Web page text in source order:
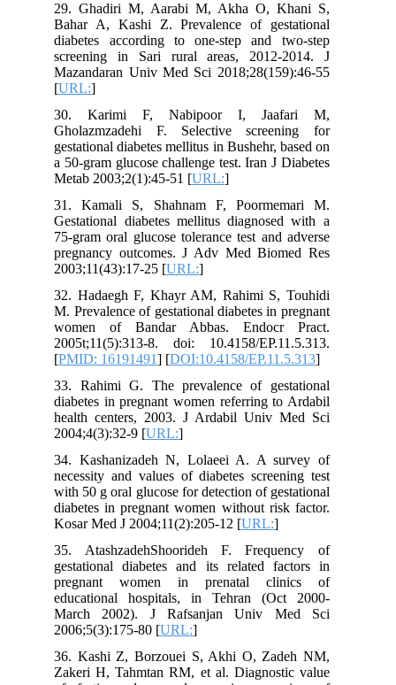
29. Ghadiri M, Aarabi M, Akha O, Khani S,
Bahar A, Kashi Z. Prevalence of gestational
diabetes according to one-step and two-step
screening in Sari rural areas, 2012-2014. J
Mazandaran Univ Med Sci 2018;28(159):46-55
[URL:
30. Karimi F, Nabipoor I, Jaafari M,
Gholazmzadehi F. Selective screening for
gestational diabetes mellitus in Bushehr, based on
a 50-gram glucose challenge test. Iran J Diabetes
Metab 2003;2(1):45-51 [URL:
31. Kamali S, Shahnam F, Poormemari M.
Gestational diabetes mellitus diagnosed with a
75-gram oral glucose tolerance test and adverse
pregnancy outcomes. J Adv Med Biomed Res
2003;11(43):17-25 [URL:
32. Hadaegh F, Khayr AM, Rahimi S, Touhidi
M. Prevalence of gestational diabetes in pregnant
women of Bandar Abbas. Endocr Pract.
2005t;11(5):313-8. doi: 10.4158/EP.11.5.313.
[PMID: 16191491] [DOI:10.4158/EP.11.5.313
33. Rahimi G. The prevalence of gestational
diabetes in pregnant women referring to Ardabil
health centers, 2003. J Ardabil Univ Med Sci
2004;4(3):32-9 [URL:
34. Kashanizadeh N, Lolaeei A. A survey of
necessity and values of diabetes screening test
with 50 g oral glucose for detection of gestational
diabetes in pregnant women without risk factor.
Kosar Med J 2004;11(2):205-12 [URL:
35. AtashzadehShoorideh F. Frequency of
gestational diabetes and its related factors in
pregnant women in prenatal clinics of
educational hospitals, in Tehran (Oct 2000-
March 2002). J Rafsanjan Univ Med Sci
2006;5(3):175-80 [URL:
36. Kashi Z, Borzouei S, Akhi O, Zadeh NM,
Zakeri H, Tahmtan RM, et al. Diagnostic value